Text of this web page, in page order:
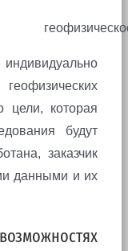
цели, которая
будут
заказчик
данными и их